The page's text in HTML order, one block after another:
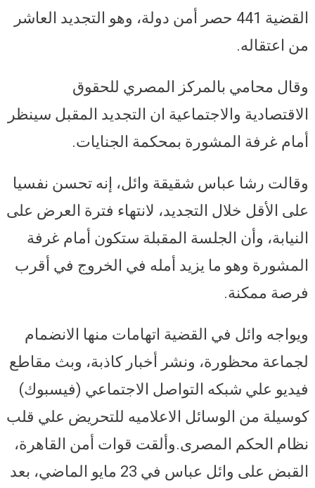
القضية 441 حصر أمن دولة، وهو التجديد العاشر
من اعتقاله.
وقال محامي بالمركز المصري للحقوق
الاقتصادية والاجتماعية ان التجديد المقبل سينظر
أمام غرفة المشورة بمحكمة الجنايات.
وقالت رشا عباس شقيقة وائل، إنه تحسن نفسيا
على الأقل خلال التجديد، لانتهاء فترة العرض على
النيابة، وأن الجلسة المقبلة ستكون أمام غرفة
المشورة وهو ما يزيد أمله في الخروج في أقرب
فرصة ممكنة.
ويواجه وائل في القضية اتهامات منها الانضمام
لجماعة محظورة، ونشر أخبار كاذبة، وبث مقاطع
فيديو علي شبكه التواصل الاجتماعي (فيسبوك)
كوسيلة من الوسائل الاعلاميه للتحريض علي قلب
نظام الحكم المصرى.وألقت قوات أمن القاهرة،
القبض على وائل عباس في 23 مايو الماضي، بعد